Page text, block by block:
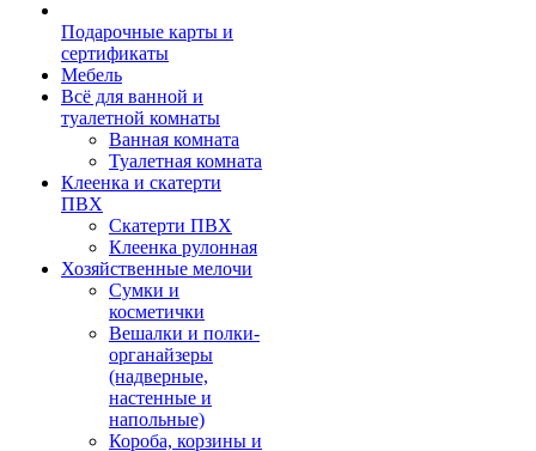
Подарочные карты и
сертификаты
Мебель
Всё для ванной и
туалетной комнаты
Ванная комната
Туалетная комната
Клеенка и скатерти
ПВХ
Скатерти ПВХ
Клеенка рулонная
Хозяйственные мелочи
Сумки и
косметички
Вешалки и полки-
органайзеры
(надверные,
настенные и
напольные)
Короба, корзины и